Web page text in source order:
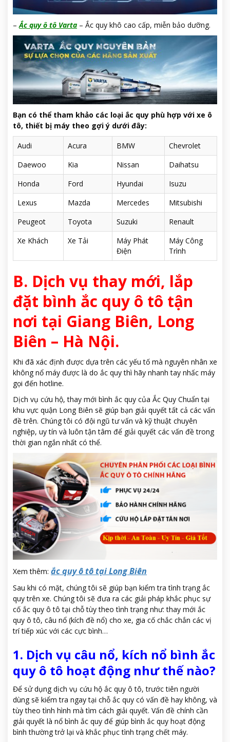
–Ắc quy ô tô Varta – Ắc quy khô cao cấp, miễn bảo dưỡng.
Bạn có thể tham khảo các loại ắc quy phù hợp với xe ô
tô, thiết bị máy theo gợi ý dưới đây:
Audi Acura BMW
Chevrolet
Daewoo
Kia Nissan
Daihatsu
Honda
Ford Hyundai
Isuzu
Lexus
Mazda Mercedes
Mitsubishi
Peugeot
Toyota Suzuki
Renault
Xe Khách
Xe Tải
Máy Phát
Điện
Máy Công
Trình
B. Dịch vụ thay mới, lắp
đặt bình ắc quy ô tô tận
nơi tại Giang Biên, Long
Biên – Hà Nội.
Khi đã xác định được dựa trên các yếu tố mà nguyên nhân xe
không nổ máy được là do ắc quy thì hãy nhanh tay nhấc máy
gọi đến hotline.
Dịch vụ cứu hộ, thay mới bình ắc quy của Ắc Quy Chuẩn tại
khu vực quận Long Biên sẽ giúp bạn giải quyết tất cả các vấn
đề trên. Chúng tôi có đội ngũ tư vấn và kỹ thuật chuyên
nghiệp, uy tín và luôn tận tâm để giải quyết các vấn đề trong
thời gian ngắn nhất có thể.
Xem thêm: ắc quy ô tô tại Long Biên
Sau khi có mặt, chúng tôi sẽ giúp bạn kiểm tra tình trạng ắc
quy trên xe. Chúng tôi sẽ đưa ra các giải pháp khắc phục sự
cố ắc quy ô tô tại chỗ tùy theo tình trạng như: thay mới ắc
quy ô tô, câu nổ (kích đề nổ) cho xe, gia cố chắc chắn các vị
trí tiếp xúc với các cực bình…
1. Dịch vụ câu nổ, kích nổ bình ắc
quy ô tô hoạt động như thế nào?
Để sử dụng dịch vụ cứu hộ ắc quy ô tô, trước tiên người
dùng sẽ kiểm tra ngay tại chỗ ắc quy có vấn đề hay không, và
tùy theo tình hình mà tìm cách giải quyết. Vấn đề chính cần
giải quyết là nổ bình ắc quy để giúp bình ắc quy hoạt động
bình thường trở lại và khắc phục tình trạng chết máy.